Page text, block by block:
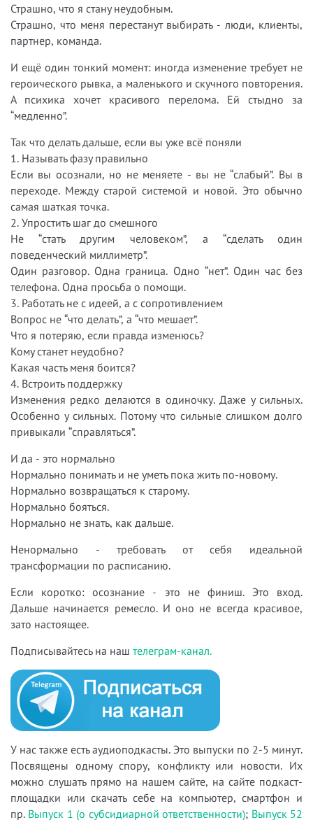
Страшно, что я стану неудобным.
Страшно, что меня перестанут выбирать - люди, клиенты,
партнер, команда.
И ещё один тонкий момент: иногда изменение требует не
героического рывка, а маленького и скучного повторения.
А психика хочет красивого перелома. Ей стыдно за
“медленно”.
Так что делать дальше, если вы уже всё поняли
1. Называть фазу правильно
Если вы осознали, но не меняете - вы не “слабый”. Вы в
переходе. Между старой системой и новой. Это обычно
самая шаткая точка.
2. Упростить шаг до смешного
Не “стать другим человеком”, а “сделать один
поведенческий миллиметр”.
Один разговор. Одна граница. Одно “нет”. Один час без
телефона. Одна просьба о помощи.
3. Работать не с идеей, а с сопротивлением
Вопрос не “что делать”, а “что мешает”.
Что я потеряю, если правда изменюсь?
Кому станет неудобно?
Какая часть меня боится?
4. Встроить поддержку
Изменения редко делаются в одиночку. Даже у сильных.
Особенно у сильных. Потому что сильные слишком долго
привыкали “справляться”.
И да - это нормально
Нормально понимать и не уметь пока жить по-новому.
Нормально возвращаться к старому.
Нормально бояться.
Нормально не знать, как дальше.
Ненормально - требовать от себя идеальной
трансформации по расписанию.
Если коротко: осознание - это не финиш. Это вход.
Дальше начинается ремесло. И оно не всегда красивое,
зато настоящее.
Подписывайтесь на наш телеграм-канал.
У нас также есть аудиоподкасты. Это выпуски по 2-5 минут.
Посвящены одному спору, конфликту или новости. Их
можно слушать прямо на нашем сайте, на сайте подкаст-
площадки или скачать себе на компьютер, смартфон и
пр. Выпуск 1 (о субсидиарной ответственности); Выпуск 52